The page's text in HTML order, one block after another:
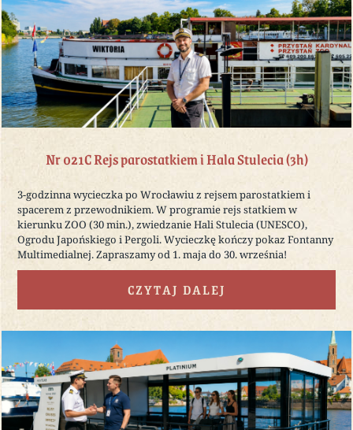
Nr 021C Rejs parostatkiem i Hala Stulecia (3h)
3-godzinna wycieczka po Wrocławiu z rejsem parostatkiem i
spacerem z przewodnikiem. W programie rejs statkiem w
kierunku ZOO (30 min.), zwiedzanie Hali Stulecia (UNESCO),
Ogrodu Japońskiego i Pergoli. Wycieczkę kończy pokaz Fontanny
Multimedialnej. Zapraszamy od 1. maja do 30. września!
CZYTAJ DALEJ